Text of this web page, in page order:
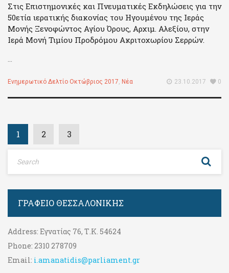
Στις Επιστημονικές και Πνευματικές Εκδηλώσεις για την
50ετία ιερατικής διακονίας του Ηγουμένου της Ιεράς
Μονής Ξενοφώντος Αγίου Όρους, Αρχιμ. Αλεξίου, στην
Ιερά Μονή Τιμίου Προδρόμου Ακριτοχωρίου Σερρών.
Ενημερωτικό Δελτίο Οκτώβριος 2017 Νέα 23.10.2017 0
1 2 3
ΓΡΑΦΕΊΟ ΘΕΣΣΑΛΟΝΊΚΗΣ
Address: Εγνατίας 76, Τ.Κ. 54624
Phone: 2310 278709
Email: i.amanatidis@parliament.gr